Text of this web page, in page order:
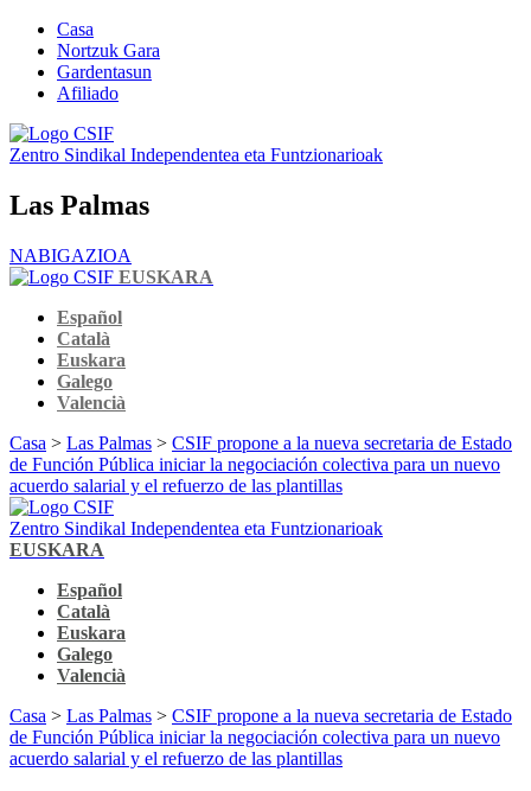
Casa
Nortzuk Gara
Gardentasun
Afiliado
Zentro Sindikal Independentea eta Funtzionarioak
Las Palmas
NABIGAZIOA
EUSKARA
Español
Català
Euskara
Galego
Valencià
Casa > Las Palmas > CSIF propone a la nueva secretaria de Estado
de Función Pública iniciar la negociación colectiva para un nuevo
acuerdo salarial y el refuerzo de las plantillas
Zentro Sindikal Independentea eta Funtzionarioak
EUSKARA
Español
Català
Euskara
Galego
Valencià
Casa > Las Palmas > CSIF propone a la nueva secretaria de Estado
de Función Pública iniciar la negociación colectiva para un nuevo
acuerdo salarial y el refuerzo de las plantillas